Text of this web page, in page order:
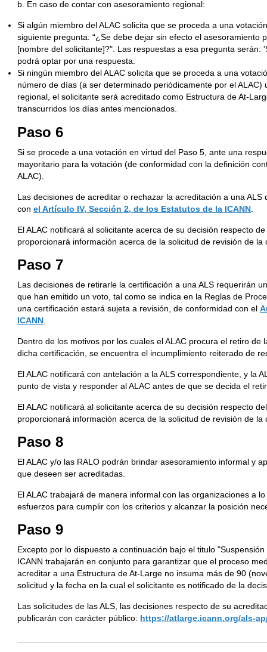
b. En caso de contar con asesoramiento regional:
Si algún miembro del ALAC solicita que se proceda a una
siguiente pregunta: “¿Se debe dejar sin efecto el asesoramiento
[nombre del solicitante]?". Las respuestas a esa pregunta serán:
podrá optar por una respuesta.
Si ningún miembro del ALAC solicita que se proceda a una
número de días (a ser determinado periódicamente por el
regional, el solicitante será acreditado como Estructura de At-
transcurridos los días antes mencionados.
Paso 6
Si se procede a una votación en virtud del Paso 5, ante una
mayoritario para la votación (de conformidad con la definición
ALAC).
Las decisiones de acreditar o rechazar la acreditación a una
con el Artículo IV, Sección 2, de los Estatutos de la ICANN
El ALAC notificará al solicitante acerca de su decisión respecto
proporcionará información acerca de la solicitud de revisión de la
Paso 7
Las decisiones de retirarle la certificación a una ALS requerirán
que han emitido un voto, tal como se indica en la Reglas de
una certificación estará sujeta a revisión, de conformidad con el
ICANN
Dentro de los motivos por los cuales el ALAC procura el retiro
dicha certificación, se encuentra el incumplimiento reiterado de
El ALAC notificará con antelación a la ALS correspondiente, y la
punto de vista y responder al ALAC antes de que se decida el
El ALAC notificará al solicitante acerca de su decisión respecto
proporcionará información acerca de la solicitud de revisión de la
Paso 8
El ALAC y/o las RALO podrán brindar asesoramiento informal y
que deseen ser acreditadas.
El ALAC trabajará de manera informal con las organizaciones a
esfuerzos para cumplir con los criterios y alcanzar la posición
Paso 9
Excepto por lo dispuesto a continuación bajo el titulo
ICANN trabajarán en conjunto para garantizar que el proceso
acreditar a una Estructura de At-Large no insuma más de 90
solicitud y la fecha en la cual el solicitante es notificado de la
Las solicitudes de las ALS, las decisiones respecto de su
publicarán con carácter público: https://atlarge.icann.org/als-